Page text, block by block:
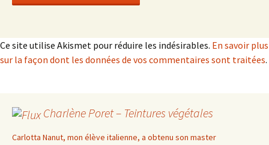
Ce site utilise Akismet pour réduire les indésirables. En savoir plus
sur la façon dont les données de vos commentaires sont traitées.
Charlène Poret – Teintures végétales
Carlotta Nanut, mon élève italienne, a obtenu son master